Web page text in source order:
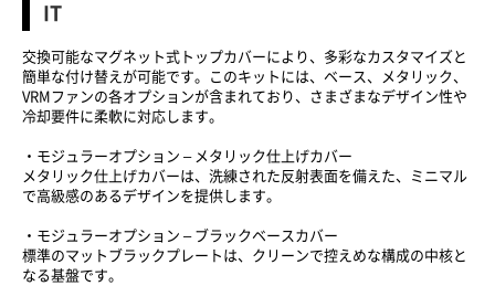
IT
交換可能なマグネット式トップカバーにより、多彩なカスタマイズと
簡単な付け替えが可能です。このキットには、ベース、メタリック、
VRMファンの各オプションが含まれており、さまざまなデザイン性や
冷却要件に柔軟に対応します。
・モジュラーオプション – メタリック仕上げカバー
メタリック仕上げカバーは、洗練された反射表面を備えた、ミニマル
で高級感のあるデザインを提供します。
・モジュラーオプション – ブラックベースカバー
標準のマットブラックプレートは、クリーンで控えめな構成の中核と
なる基盤です。